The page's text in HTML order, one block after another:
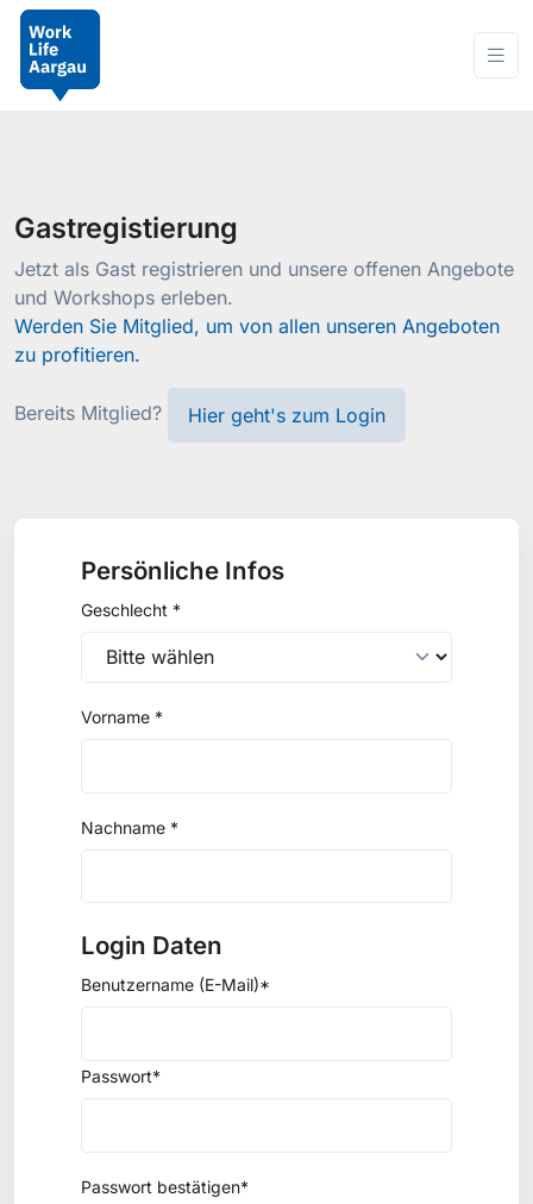
Gastregistierung
Jetzt als Gast registrieren und unsere offenen Angebote
und Workshops erleben.
Werden Sie Mitglied, um von allen unseren Angeboten
zu profitieren.
Bereits Mitglied? Hier geht's zum Login
Persönliche Infos
Geschlecht *
Vorname *
Nachname *
Login Daten
Benutzername (E-Mail)*
Passwort*
Passwort bestätigen*